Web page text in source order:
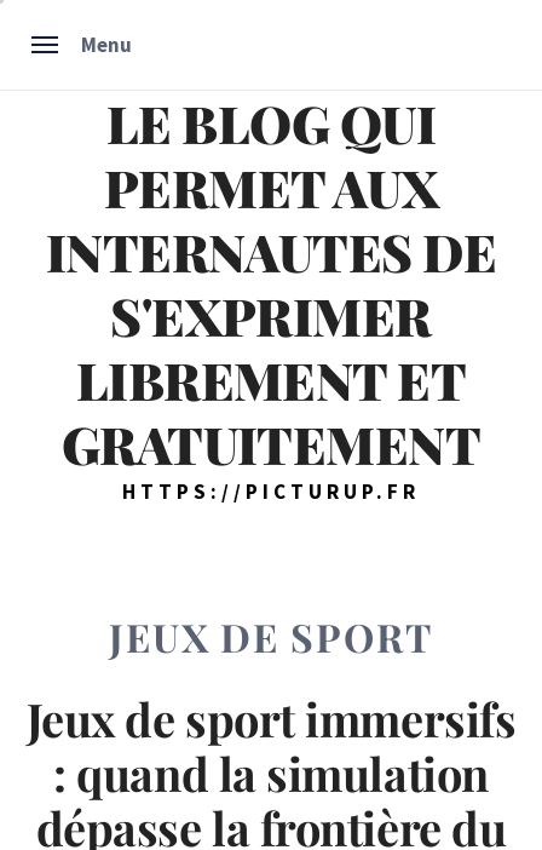
Menu
LE BLOG QUI
PERMET AUX
INTERNAUTES DE
S'EXPRIMER
LIBREMENT ET
GRATUITEMENT
HTTPS://PICTURUP.FR
JEUX DE SPORT
Jeux de sport immersifs
: quand la simulation
dépasse la frontière du